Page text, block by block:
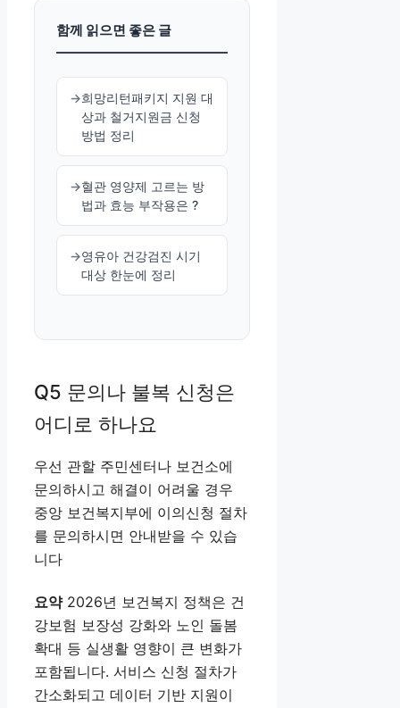
함께 읽으면 좋은 글
희망리턴패키지 지원 대
상과 철거지원금 신청
방법 정리
혈관 영양제 고르는 방
법과 효능 부작용은 ?
영유아 건강검진 시기
대상 한눈에 정리
Q5 문의나 불복 신청은
어디로 하나요
우선 관할 주민센터나 보건소에
문의하시고 해결이 어려울 경우
중앙 보건복지부에 이의신청 절차
를 문의하시면 안내받을 수 있습
니다
요약2026년 보건복지 정책은 건
강보험 보장성 강화와 노인 돌봄
확대 등 실생활 영향이 큰 변화가
포함됩니다. 서비스 신청 절차가
간소화되고 데이터 기반 지원이